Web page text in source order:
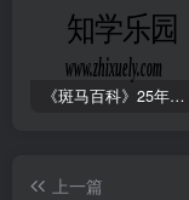
《斑马百科》25年最新30科全套高清视频
上一篇